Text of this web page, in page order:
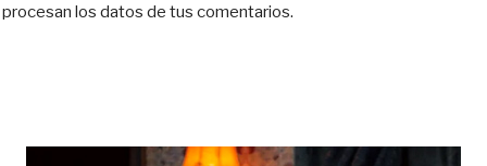
procesan los datos de tus comentarios.